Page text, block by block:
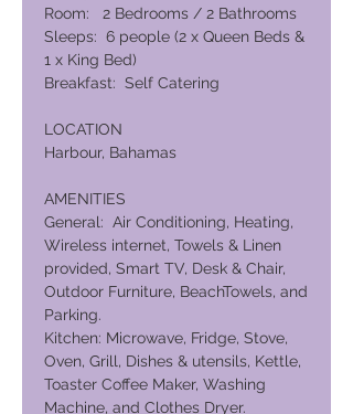
Room: 2 Bedrooms / 2 Bathrooms
Sleeps: 6 people (2 x Queen Beds &
1 x King Bed)
Breakfast: Self Catering
LOCATION
Harbour, Bahamas
AMENITIES
General: Air Conditioning, Heating,
Wireless internet, Towels & Linen
provided, Smart TV, Desk & Chair,
Outdoor Furniture, BeachTowels, and
Parking.
Kitchen: Microwave, Fridge, Stove,
Oven, Grill, Dishes & utensils, Kettle,
Toaster Coffee Maker, Washing
Machine, and Clothes Dryer.